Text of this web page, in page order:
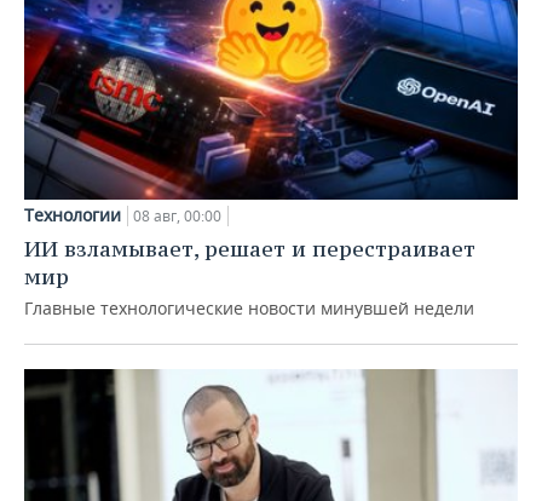
Технологии 08 авг, 00:00
ИИ взламывает, решает и перестраивает
мир
Главные технологические новости минувшей недели